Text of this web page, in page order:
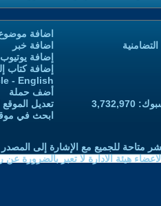
اضافة
اضافة خبر
إضافة
إضافة كتاب
- English
أضف حملة
تعديل
ابحث في
متاحة للجميع مع الإشارة إلى المصدر
هيئة الادارة لا تعبر بالضرورة عن